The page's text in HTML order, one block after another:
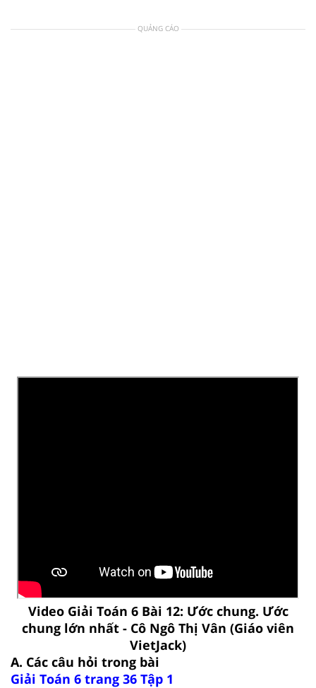
QUẢNG CÁO
Video Giải Toán 6 Bài 12: Ước chung. Ước
chung lớn nhất - Cô Ngô Thị Vân (Giáo viên
VietJack)
A. Các câu hỏi trong bài
Giải Toán 6 trang 36 Tập 1